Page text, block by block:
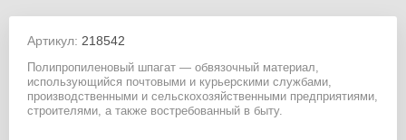
Артикул: 218542
Полипропиленовый шпагат — обвязочный материал,
использующийся почтовыми и курьерскими службами,
производственными и сельскохозяйственными предприятиями,
строителями, а также востребованный в быту.